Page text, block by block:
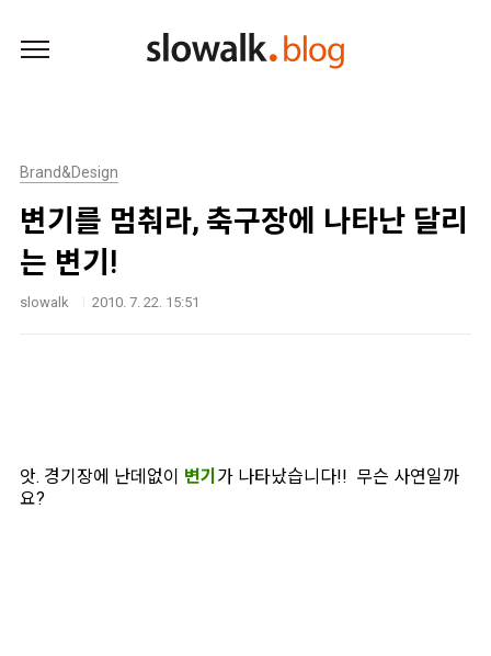
Brand&Design
변기를 멈춰라, 축구장에 나타난 달리
는 변기!
slowalk 2010. 7. 22. 15:51
앗. 경기장에 난데없이 변기 가 나타났습니다!! 무슨 사연일까
요?